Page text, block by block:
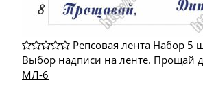
Репсовая лента Набор 5
Выбор надписи на ленте. Прощай
МЛ-6